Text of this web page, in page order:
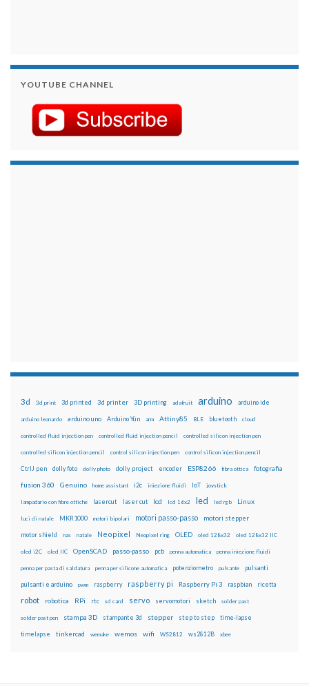
YOUTUBE CHANNEL
3d 3d print 3d printed 3d printer 3D printing adafruit arduino arduino ide
arduino leonardo arduino uno Arduino Yún arm Attiny85 BLE bluetooth cloud
controlled fluid injection pen controlled fluid injection pencil controlled silicon injection pen
controlled silicon injection pencil control silicon injection pen control silicon injection pencil
CtrlJ pen dolly foto dolly photo dolly project encoder ESP8266 fibra ottica fotografia
fusion 360 Genuino home assistant i2c iniezione fluidi IoT joystick
lampadario con fibre ottiche lasercut laser cut lcd lcd 16x2 led led rgb Linux
luci di natale MKR1000 motori bipolari motori passo-passo motori stepper
motor shield nas natale Neopixel Neopixel ring OLED oled 128x32 oled 128x32 IIC
oled i2C oled IIC OpenSCAD passo-passo pcb penna automatica penna iniezione fluidi
penna per pasta di saldatura penna per silicone automatica potenziometro pulsante pulsanti
pulsanti e arduino pwm raspberry raspberry pi Raspberry Pi 3 raspbian ricetta
robot robotica RPi rtc sd card servo servomotori sketch solder past
solder past pen stampa 3D stampante 3d stepper step to step time-lapse
timelapse tinkercad wemake wemos wifi WS2812 ws2812B xbee